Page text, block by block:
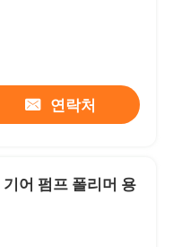
연락처
어 펌프 폴리머 용